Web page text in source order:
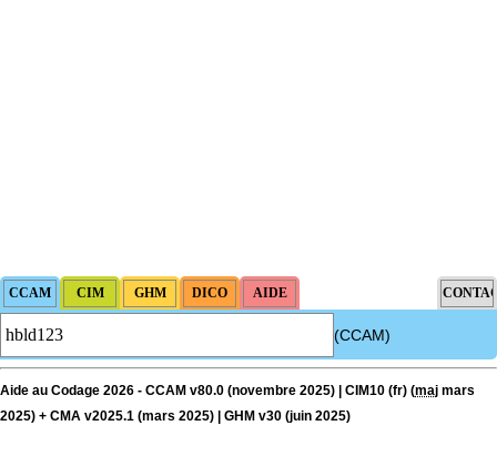
(CCAM)
Aide au Codage 2026 - CCAM v80.0 (novembre 2025) | CIM10 (fr) (maj mars
2025) + CMA v2025.1 (mars 2025) | GHM v30 (juin 2025)